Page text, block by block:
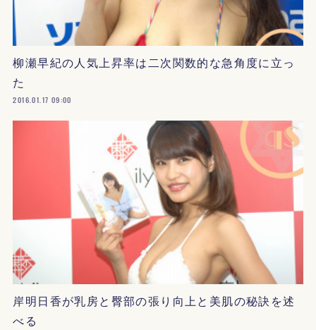
柳瀬早紀の人気上昇率は二次関数的な急角度に立っ
た
2016.01.17 09:00
岸明日香が乳房と臀部の張り向上と美肌の秘訣を述
べる